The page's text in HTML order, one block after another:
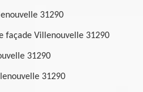
31290
façade Villenouvelle 31290
31290
31290